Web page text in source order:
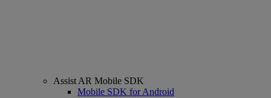
Assist AR Mobile SDK
Mobile SDK for Android